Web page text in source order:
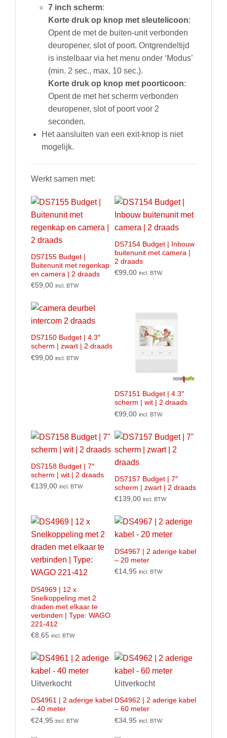
7 inch scherm:
Korte druk op knop met sleutelicoon:
Opent de met de buiten-unit verbonden
deuropener, slot of poort. Ontgrendeltijd
is instelbaar via het menu onder ‘Modus’
(min. 2 sec., max. 10 sec.).
Korte druk op knop met poorticoon:
Opent de met het scherm verbonden
deuropener, slot of poort voor 2
seconden.
Het aansluiten van een exit-knop is niet
mogelijk.
Werkt samen met:
DS7155 Budget |
Buitenunit met regenkap
en camera | 2 draads
€59,00 incl. BTW
DS7154 Budget | Inbouw
buitenunit met camera |
2 draads
€99,00 incl. BTW
DS7150 Budget | 4.3″
scherm | zwart | 2 draads
€99,00 incl. BTW
DS7151 Budget | 4.3″
scherm | wit | 2 draads
€99,00 incl. BTW
DS7158 Budget | 7″
scherm | wit | 2 draads
€139,00 incl. BTW
DS7157 Budget | 7″
scherm | zwart | 2 draads
€139,00 incl. BTW
DS4969 | 12 x
Snelkoppeling met 2
draden met elkaar te
verbinden | Type: WAGO
221-412
€8,65 incl. BTW
DS4967 | 2 aderige kabel
– 20 meter
€14,95 incl. BTW
Uitverkocht
DS4961 | 2 aderige kabel
– 40 meter
€24,95 incl. BTW
Uitverkocht
DS4962 | 2 aderige kabel
– 60 meter
€34,95 incl. BTW